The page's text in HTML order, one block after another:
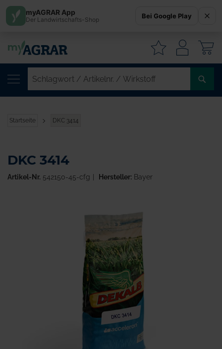
Startseite DKC 3414
DKC 3414
Artikel-Nr. 542150-45-cfg Hersteller:Bayer
myAGRAR App
Der Landwirtschafts-Shop Bei Google Play